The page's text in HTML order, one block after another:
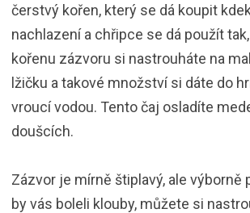
čerstvý kořen, který se dá koupit
nachlazení a chřipce se dá použít
kořenu zázvoru si nastrouháte na
lžičku a takové množství si dáte do
vroucí vodou. Tento čaj osladíte
doušcích.
Zázvor je mírně štiplavý, ale výborně
by vás boleli klouby, můžete si